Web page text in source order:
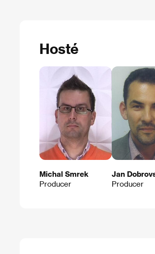
Hosté
Michal Smrek
Producer
Jan
Producer